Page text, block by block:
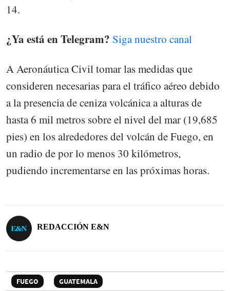
14.
¿Ya está en Telegram? Siga nuestro canal
A Aeronáutica Civil tomar las medidas que
consideren necesarias para el tráfico aéreo debido
a la presencia de ceniza volcánica a alturas de
hasta 6 mil metros sobre el nivel del mar (19,685
pies) en los alrededores del volcán de Fuego, en
un radio de por lo menos 30 kilómetros,
pudiendo incrementarse en las próximas horas.
REDACCIÓN E&N
FUEGO GUATEMALA